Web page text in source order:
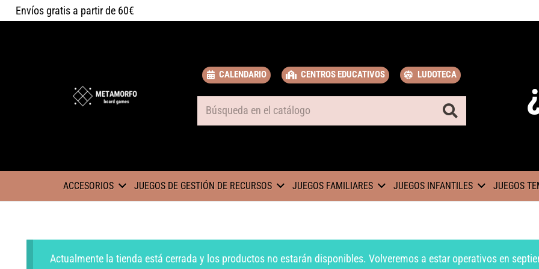
Envíos gratis a partir de 60€
CALENDARIO CENTROS EDUCATIVOS LUDOTECA
ACCESORIOS JUEGOS DE GESTIÓN DE RECURSOS JUEGOS FAMILIARES JUEGOS INFANTILES JUEGOS
Actualmente la tienda está cerrada y los productos no estarán disponibles. Volveremos a estar operativos en